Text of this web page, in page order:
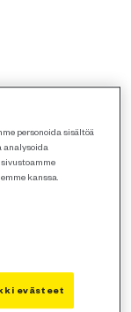
personoida sisältöä
analysoida
kanssa.
evästeet